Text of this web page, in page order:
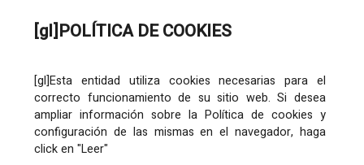
[gl]POLÍTICA DE COOKIES
[gl]Esta entidad utiliza cookies necesarias para el
correcto funcionamiento de su sitio web. Si desea
ampliar información sobre la Política de cookies y
configuración de las mismas en el navegador, haga
click en "Leer"